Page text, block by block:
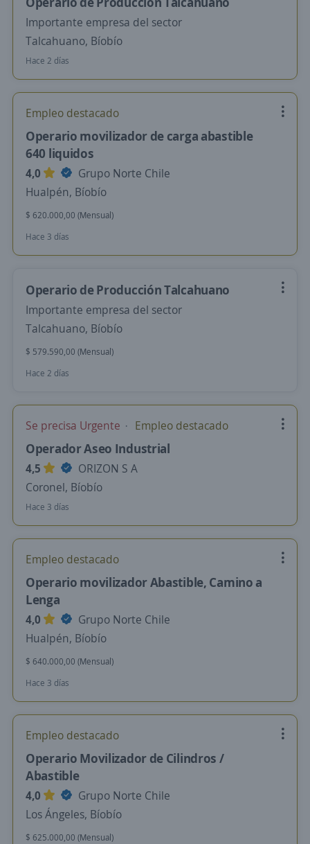
Importante empresa del sector
Talcahuano, Bíobío
Hace 2 días
Empleo destacado
Operario movilizador de carga abastible
640 liquidos
4,0
Grupo Norte Chile
Hualpén, Bíobío
$ 620.000,00 (Mensual)
Hace 3 días
Operario de Producción Talcahuano
Importante empresa del sector
Talcahuano, Bíobío
$ 579.590,00 (Mensual)
Hace 2 días
Se precisa Urgente Empleo destacado
Operador Aseo Industrial
4,5
ORIZON S A
Coronel, Bíobío
Hace 3 días
Empleo destacado
Operario movilizador Abastible, Camino a
Lenga
4,0
Grupo Norte Chile
Hualpén, Bíobío
$ 640.000,00 (Mensual)
Hace 3 días
Empleo destacado
Operario Movilizador de Cilindros /
Abastible
4,0
Grupo Norte Chile
Los Ángeles, Bíobío
$ 625.000,00 (Mensual)